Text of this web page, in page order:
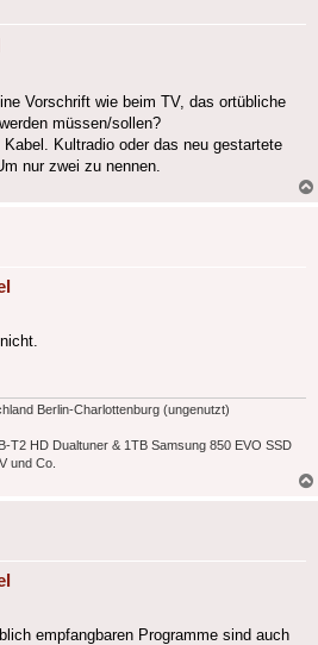
Vorschrift wie beim TV, das ortübliche
müssen/sollen?
Kultradio oder das neu gestartete
nur zwei zu nennen.
Berlin-Charlottenburg (ungenutzt)
T2 HD Dualtuner & 1TB Samsung 850 EVO SSD
und Co.
empfangbaren Programme sind auch